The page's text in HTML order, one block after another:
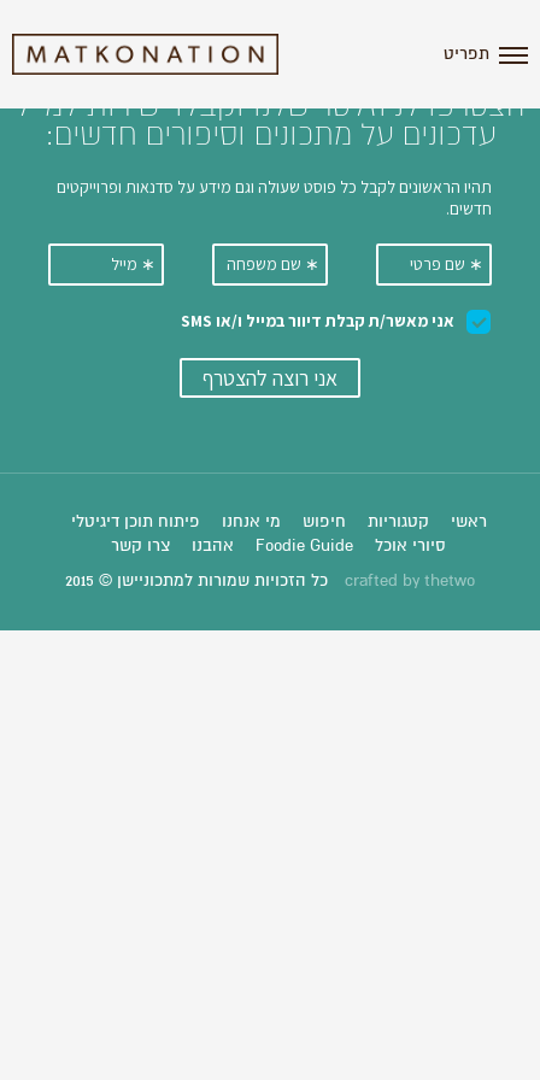
תפריט
הצטרפו לניוזלטר שלנו וקבלו ישירות למייל
עדכונים על מתכונים וסיפורים חדשים:
ראשי קטגוריות חיפוש מי אנחנו
פיתוח תוכן דיגיטלי
סיורי אוכל
Foodie Guide אהבנו צרו קשר
crafted by thetwo כל הזכויות שמורות למתכוניישן © 2015